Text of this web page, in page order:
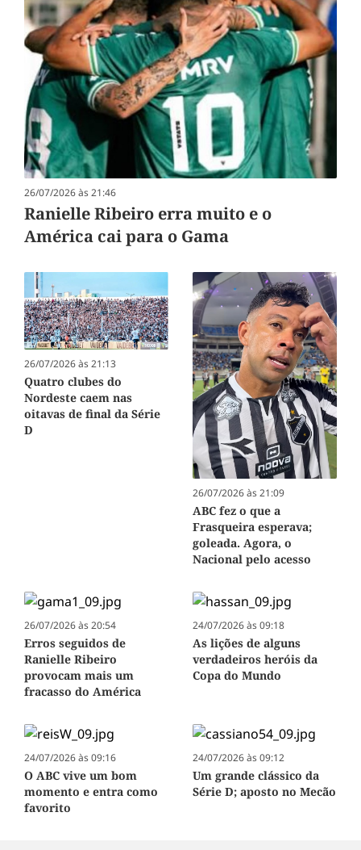
26/07/2026 às 21:46
Ranielle Ribeiro erra muito e o
América cai para o Gama
26/07/2026 às 21:13
Quatro clubes do
Nordeste caem nas
oitavas de final da Série
D
26/07/2026 às 21:09
ABC fez o que a
Frasqueira esperava;
goleada. Agora, o
Nacional pelo acesso
26/07/2026 às 20:54
Erros seguidos de
Ranielle Ribeiro
provocam mais um
fracasso do América
24/07/2026 às 09:18
As lições de alguns
verdadeiros heróis da
Copa do Mundo
24/07/2026 às 09:16
O ABC vive um bom
momento e entra como
favorito
24/07/2026 às 09:12
Um grande clássico da
Série D; aposto no Mecão